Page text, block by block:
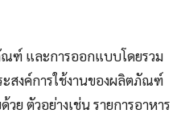
ฑ์ และการออกแบบโดยรวม
สงค์การใช้งานของผลิตภัณฑ์
ย ตัวอย่างเช่น รายการอาหาร